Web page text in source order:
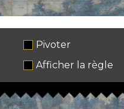
Pivoter
Afficher la règle